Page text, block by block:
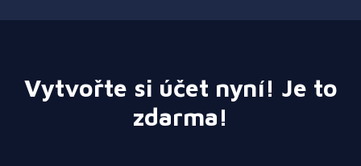
Vytvořte si účet nyní! Je to
zdarma!